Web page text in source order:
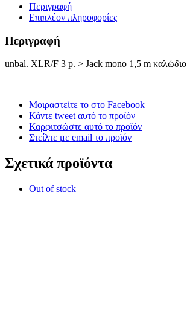
Περιγραφή
Επιπλέον πληροφορίες
Περιγραφή
unbal. XLR/F 3 p. > Jack mono 1,5 m καλώδιο
Μοιραστείτε το στο Facebook
Κάντε tweet αυτό το προϊόν
Καρφιτσώστε αυτό το προϊόν
Στείλτε με email το προϊόν
Σχετικά προϊόντα
Out of stock